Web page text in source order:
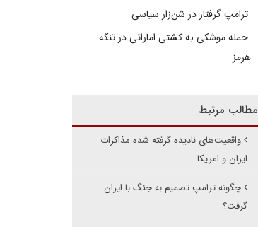
ترامپ گرفتار در شن‌زار سیاسی
حمله موشکی به کشتی اماراتی در تنگه
هرمز
مطالب مرتبط
واقعیت‌های نادیده گرفته شده مذاکرات
ایران و امریکا
چگونه ترامپ تصمیم به جنگ با ایران
گرفت؟